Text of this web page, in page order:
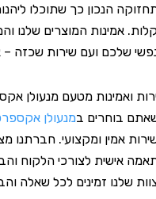
הנכון כך שתוכלו ליהנות
המוצרים שלנו
ועם שירות שכזה – אתם
מטעם מנעולן אקספרס
במנעולן אקספרס
ומקצועי. חברתנו
לצורכי הלקוח והבנה
זמינים לכל שאלה